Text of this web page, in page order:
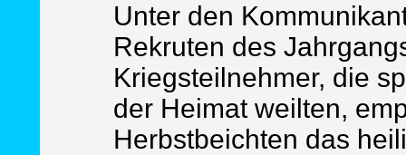
Unter den
Rekruten des
Kriegsteilnehmer, die
der Heimat weilten,
Herbstbeichten das